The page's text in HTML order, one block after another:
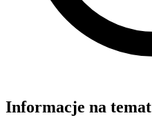
Informacje na